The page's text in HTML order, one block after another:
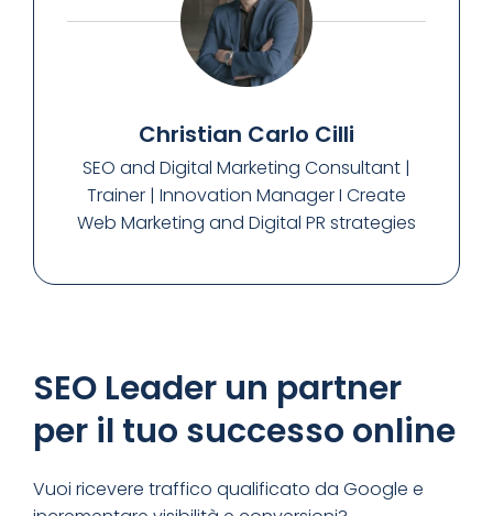
Christian Carlo Cilli
SEO and Digital Marketing Consultant |
Trainer | Innovation Manager I Create
Web Marketing and Digital PR strategies
SEO Leader un partner
per il tuo successo online
Vuoi ricevere traffico qualificato da Google e